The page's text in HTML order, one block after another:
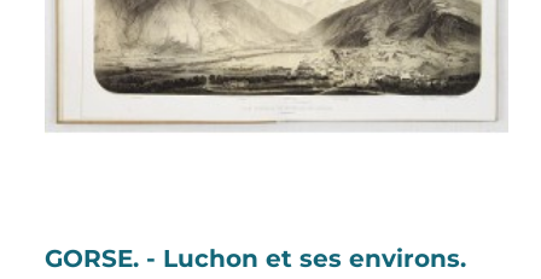
GORSE. - Luchon et ses environs.